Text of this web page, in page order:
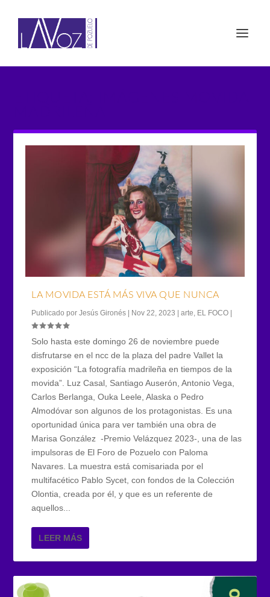
LA MOVIDA ESTÁ MÁS VIVA QUE NUNCA
Publicado porJesús Gironés | Nov 22, 2023 |arte EL FOCO |
Solo hasta este domingo 26 de noviembre puede
disfrutarse en el ncc de la plaza del padre Vallet la
exposición “La fotografía madrileña en tiempos de la
movida”. Luz Casal, Santiago Auserón, Antonio Vega,
Carlos Berlanga, Ouka Leele, Alaska o Pedro
Almodóvar son algunos de los protagonistas. Es una
oportunidad única para ver también una obra de
Marisa González -Premio Velázquez 2023-, una de las
impulsoras de El Foro de Pozuelo con Paloma
Navares. La muestra está comisariada por el
multifacético Pablo Sycet, con fondos de la Colección
Olontia, creada por él, y que es un referente de
aquellos...
LEER MÁS